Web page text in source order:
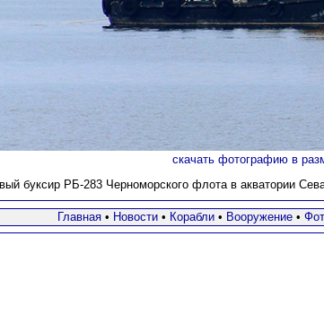
скачать фотографию в
буксир РБ-283 Черноморского флота в акватории
Главная• Новости• Корабли• Вооружение •